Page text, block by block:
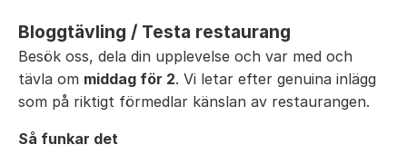
Bloggtävling / Testa restaurang
Besök oss, dela din upplevelse och var med och
tävla om middag för 2. Vi letar efter genuina inlägg
som på riktigt förmedlar känslan av restaurangen.
Så funkar det